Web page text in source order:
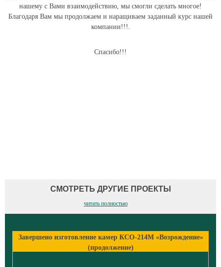
нашему с Вами взаимодействию, мы смогли сделать многое!
Благодаря Вам мы продолжаем и наращиваем заданный курс нашей
компании!!!.
Спасибо!!!
СМОТРЕТЬ ДРУГИЕ ПРОЕКТЫ
читать полностью
Завершено изготовление камер КСО-214М «Возрождение»
(продолжение)